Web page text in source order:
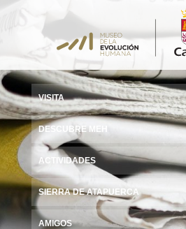
VISITA
DESCUBRE MEH
ACTIVIDADES
SIERRA DE ATAPUERCA
AMIGOS